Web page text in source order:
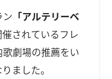
ン 「アルテリーベ
されているフレ
劇場の推薦をい
ました。